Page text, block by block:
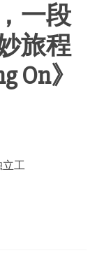
一段
旅程
On》
立工